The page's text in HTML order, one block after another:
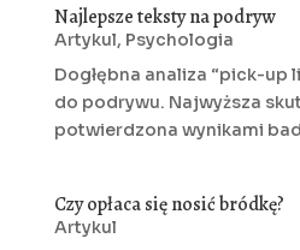
Najlepsze teksty na podryw
Artykul, Psychologia
Dogłębna analiza “pick-up
do podrywu. Najwyższa
potwierdzona wynikami
Czy opłaca się nosić bródkę?
Artykul